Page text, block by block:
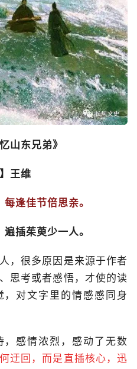
山东兄弟》
】王维
逢佳节倍思亲。
插茱萸少一人。
，很多原因是来源于作者
思考或者感悟，才使的读
对文字里的情感感同身
感情浓烈，感动了无数
迂回，而是直插核心，迅